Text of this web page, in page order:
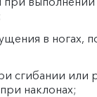
в ногах,
сгибании или
наклонах;